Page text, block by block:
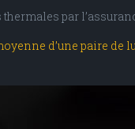
thermales par
d’une paire de